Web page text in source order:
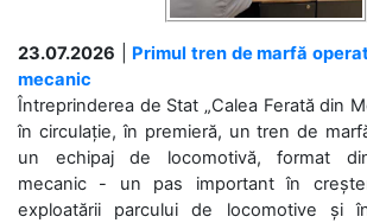
23.07.2026
Primul tren de marfă
mecanic
Întreprinderea de Stat „Calea Ferată din
în circulație, în premieră, un tren de
un echipaj de locomotivă, format
mecanic - un pas important în
exploatării parcului de locomotive și